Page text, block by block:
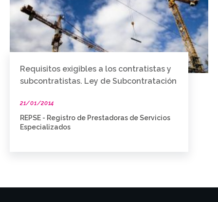
Requisitos exigibles a los contratistas y
subcontratistas. Ley de Subcontratación
21/01/2014
REPSE - Registro de Prestadoras de Servicios
Especializados